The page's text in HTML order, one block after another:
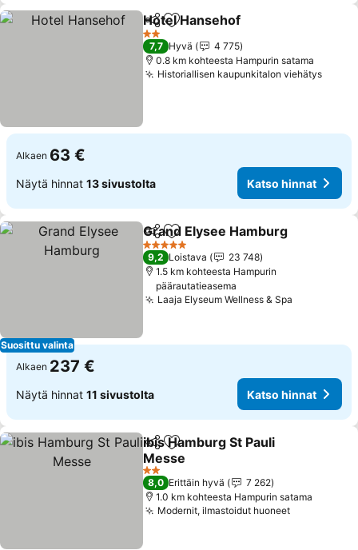
Jaa Lisää suosikkeihin
Hotel Hansehof
2 Tähtiluokitus
7,7 Hyvä
4 775
0.8 km kohteesta Hampurin satama
Historiallisen kaupunkitalon viehätys
Alkaen 63 €
Näytä hinnat 13 sivustolta Katso hinnat
Suosittu valinta
Jaa Lisää suosikkeihin
Grand Elysee Hamburg
5 Tähtiluokitus
9,2 Loistava
23 748
1.5 km kohteesta Hampurin
päärautatieasema
Laaja Elyseum Wellness & Spa
Alkaen 237 €
Näytä hinnat 11 sivustolta Katso hinnat
Jaa Lisää suosikkeihin
ibis Hamburg St Pauli
Messe
Katso hinnat
2 Tähtiluokitus
8,0 Erittäin hyvä
7 262
1.0 km kohteesta Hampurin satama
Modernit, ilmastoidut huoneetKatso